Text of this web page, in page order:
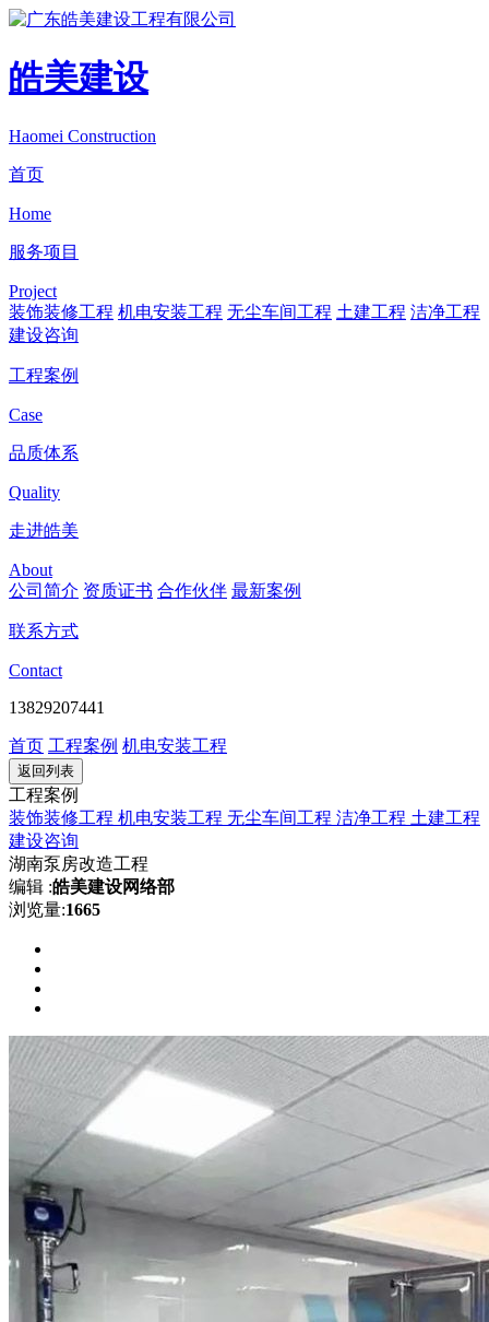
皓美建设
Haomei Construction
首页
Home
服务项目
Project
装饰装修工程 机电安装工程 无尘车间工程 土建工程 洁净工程
建设咨询
工程案例
Case
品质体系
Quality
走进皓美
About
公司简介 资质证书 合作伙伴 最新案例
联系方式
Contact
13829207441
首页 工程案例 机电安装工程
返回列表
工程案例
装饰装修工程 机电安装工程 无尘车间工程 洁净工程 土建工程
建设咨询
湖南泵房改造工程
编辑 :皓美建设网络部
浏览量:1665